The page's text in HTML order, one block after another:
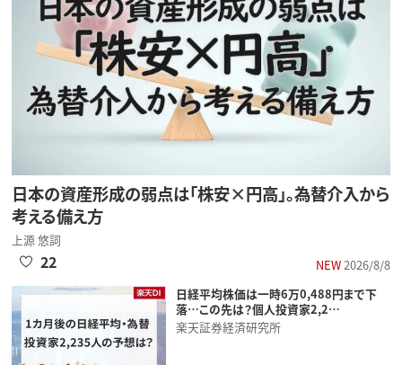
日本の資産形成の弱点は「株安×円高」。為替介入から
考える備え方
上源 悠詞
NEW2026/8/8
22
日経平均株価は一時6万0,488円まで下
落…この先は？個人投資家2,2…
楽天証券経済研究所